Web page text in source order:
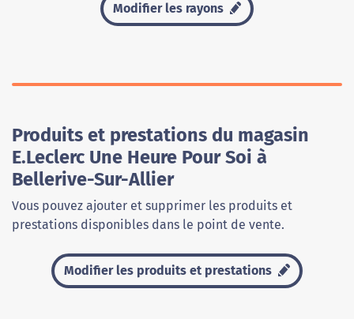
Modifier les rayons
Produits et prestations du magasin
E.Leclerc Une Heure Pour Soi à
Bellerive-Sur-Allier
Vous pouvez ajouter et supprimer les produits et
prestations disponibles dans le point de vente.
Modifier les produits et prestations